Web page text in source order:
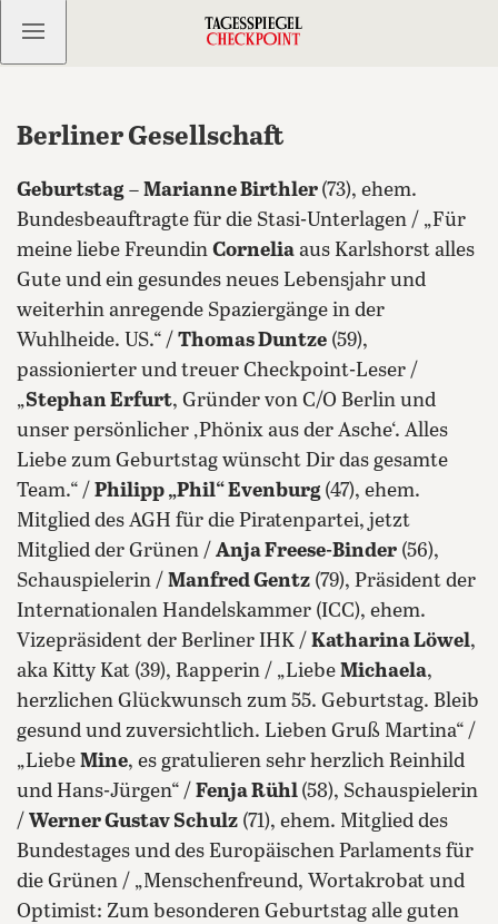
Kostenlos anmelden
Berliner Gesellschaft
Geburtstag – Marianne Birthler (73), ehem.
Bundesbeauftragte für die Stasi-Unterlagen / „Für
meine liebe Freundin Cornelia aus Karlshorst alles
Gute und ein gesundes neues Lebensjahr und
weiterhin anregende Spaziergänge in der
Wuhlheide. US.“ / Thomas Duntze (59),
passionierter und treuer Checkpoint-Leser /
„Stephan Erfurt, Gründer von C/O Berlin und
unser persönlicher ‚Phönix aus der Asche‘. Alles
Liebe zum Geburtstag wünscht Dir das gesamte
Team.“ / Philipp „Phil“ Evenburg (47), ehem.
Mitglied des AGH für die Piratenpartei, jetzt
Mitglied der Grünen / Anja Freese-Binder (56),
Schauspielerin / Manfred Gentz (79), Präsident der
Internationalen Handelskammer (ICC), ehem.
Vizepräsident der Berliner IHK / Katharina Löwel,
aka Kitty Kat (39), Rapperin / „Liebe Michaela,
herzlichen Glückwunsch zum 55. Geburtstag. Bleib
gesund und zuversichtlich. Lieben Gruß Martina“ /
„Liebe Mine, es gratulieren sehr herzlich Reinhild
und Hans-Jürgen“ / Fenja Rühl (58), Schauspielerin
/ Werner Gustav Schulz (71), ehem. Mitglied des
Bundestages und des Europäischen Parlaments für
die Grünen / „Menschenfreund, Wortakrobat und
Optimist: Zum besonderen Geburtstag alle guten